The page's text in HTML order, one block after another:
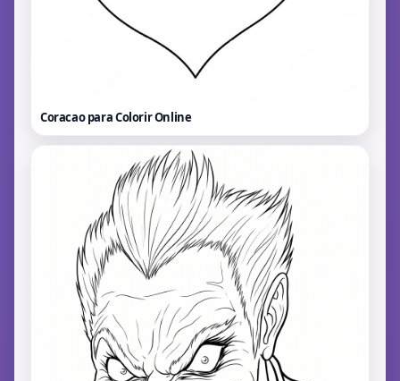
Coracao para ColorirOnline